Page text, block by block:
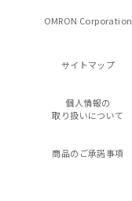
OMRON Corporation
サイトマップ
個人情報の
取り扱いについて
商品のご承諾事項